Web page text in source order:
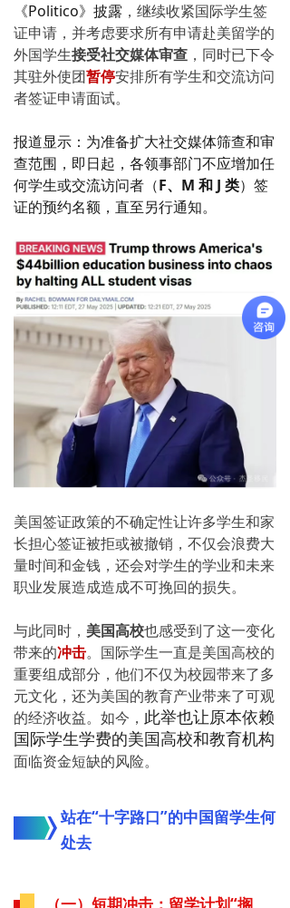
《Politico》披露 ，继续收紧国际学生签
证申请，并考虑要求所有申请赴美留学的
外国学生接受社交媒体审查 ，同时已下令
其驻外使团暂停安排所有学生和交流访问
者签证申请面试。
报道显示：为准备扩大社交媒体筛查和审
查范围，即日起，各领事部门不应增加任
何学生或交流访问者（F、M 和 J 类）签
证的预约名额，直至另行通知。
美国签证政策的不确定性让许多学生和家
长担心签证被拒或被撤销，不仅会浪费大
量时间和金钱，还会对学生的学业和未来
职业发展造成造成不可挽回的损失。
与此同时， 美国高校也感受到了这一变化
带来的冲击。国际学生一直是美国高校的
重要组成部分，他们不仅为校园带来了多
元文化，还为美国的教育产业带来了可观
的经济收益。如今， 此举也让原本依赖
国际学生学费的美国高校和教育机构
面临资金短缺的风险。
站在“十字路口”的中国留学生何
处去
（一）短期冲击：留学计划“搁